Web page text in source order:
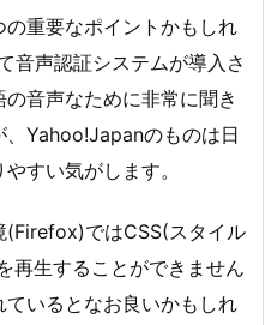
重要なポイントかもしれ
音声認証システムが導入さ
音声なために非常に聞き
、Yahoo!Japanのものは日
すい気がします。
(Firefox)ではCSS(スタイル
再生することができません
いるとなお良いかもしれ